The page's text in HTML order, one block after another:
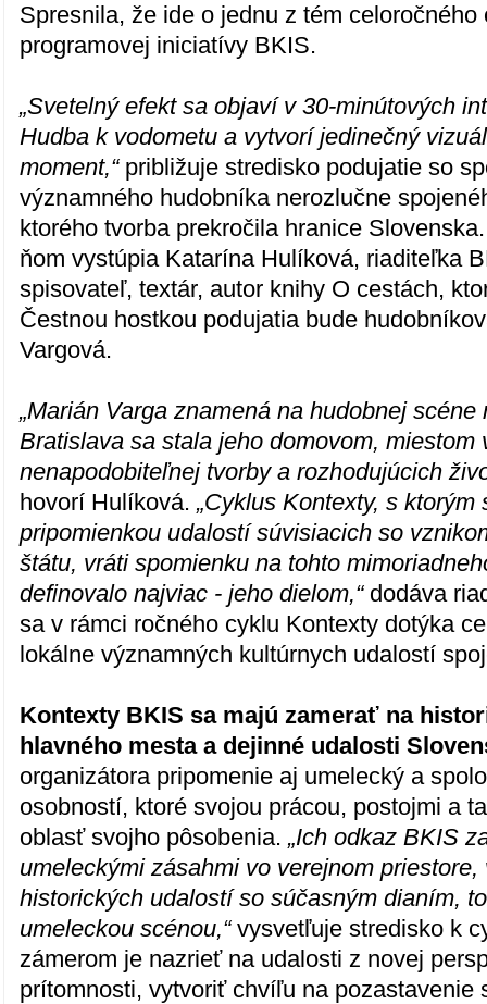
Spresnila, že ide o jednu z tém celoročného
programovej iniciatívy BKIS.
„Svetelný efekt sa objaví v 30-minútových
Hudba k vodometu a vytvorí jedinečný
moment,“približuje stredisko podujatie so
významného hudobníka nerozlučne
ktorého tvorba prekročila hranice
ňom vystúpia Katarína Hulíková, riaditeľka
spisovateľ, textár, autor knihy O cestách,
Čestnou hostkou podujatia bude
Vargová.
„Marián Varga znamená na hudobnej scéne
Bratislava sa stala jeho domovom, miestom
nenapodobiteľnej tvorby a rozhodujúcich
hovorí Hulíková.„Cyklus Kontexty, s
pripomienkou udalostí súvisiacich so
štátu, vráti spomienku na tohto
definovalo najviac - jeho dielom,“dodáva
sa v rámci ročného cyklu Kontexty dotýka
lokálne významných kultúrnych udalostí
Kontexty BKIS sa majú zamerať na
hlavného mesta a dejinné udalosti
organizátora pripomenie aj umelecký a
osobností, ktoré svojou prácou, postojmi a
oblasť svojho pôsobenia.„Ich odkaz BKIS
umeleckými zásahmi vo verejnom
historických udalostí so súčasným dianím,
umeleckou scénou,“vysvetľuje stredisko k
zámerom je nazrieť na udalosti z novej
prítomnosti, vytvoriť chvíľu na pozastavenie